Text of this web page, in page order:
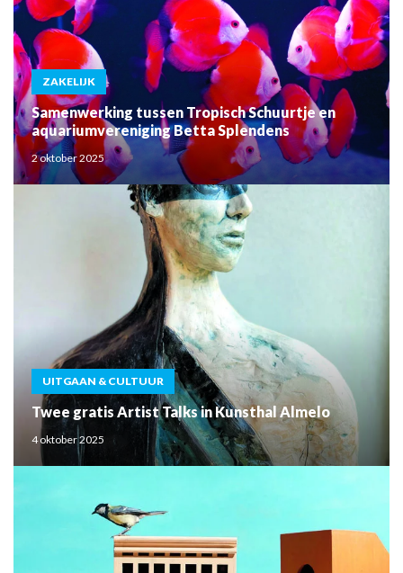
ZAKELIJK
Samenwerking tussen Tropisch Schuurtje en
aquariumvereniging Betta Splendens
2 oktober 2025
UITGAAN & CULTUUR
Twee gratis Artist Talks in Kunsthal Almelo
4 oktober 2025